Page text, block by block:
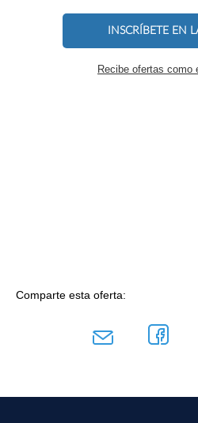
INSCRÍBETE EN
Recibe ofertas como
Comparte esta oferta: